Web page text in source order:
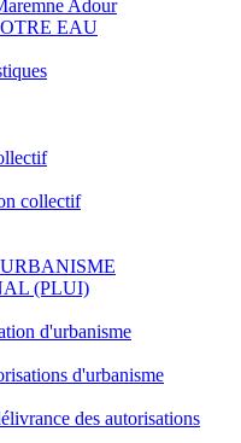
Adour
EAU
collectif
(PLUI)
d'urbanisme
d'urbanisme
des autorisations